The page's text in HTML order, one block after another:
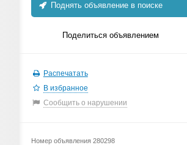
Поднять объявление в поиске
Поделиться объявлением
Распечатать
В избранное
Сообщить о нарушении
Номер объявления 280298